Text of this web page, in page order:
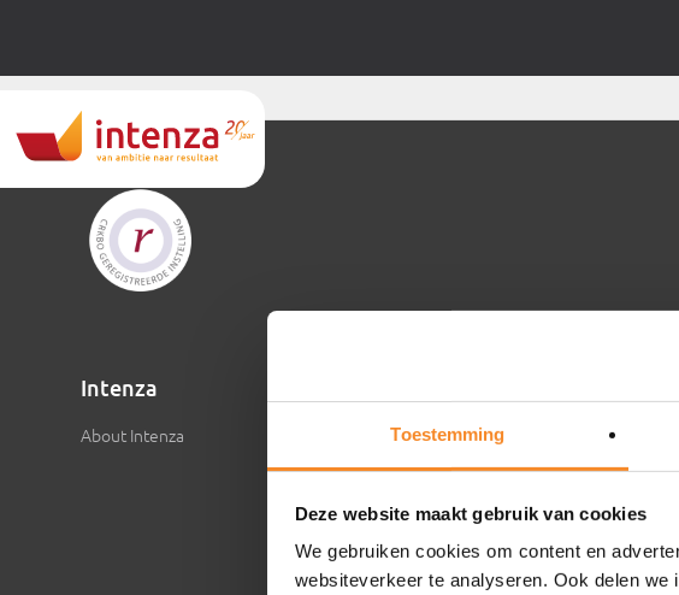
Toestemming
Deze website maakt gebruik van cookies
We gebruiken cookies om content en
websiteverkeer te analyseren. Ook delen
Intenza
About Intenza